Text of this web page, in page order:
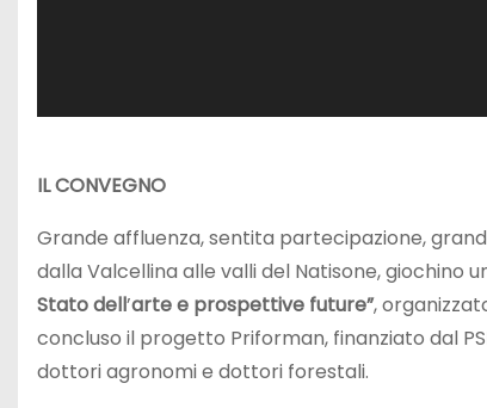
IL CONVEGNO
Grande affluenza, sentita partecipazione,
dalla Valcellina alle valli del Natisone, giochino
Stato dell’arte e prospettive future”,
concluso il progetto Priforman, finanziato dal
dottori agronomi e dottori forestali.